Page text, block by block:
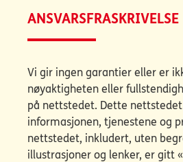
ANSVARSFRASKRIVELSE
Vi gir ingen garantier eller er
nøyaktigheten eller
på nettstedet. Dette
informasjonen, tjenestene og
nettstedet, inkludert, uten
illustrasjoner og lenker, er gitt